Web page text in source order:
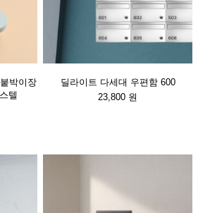
박이장
텔
딜라이트 다세대 우편함 600
23,800 원